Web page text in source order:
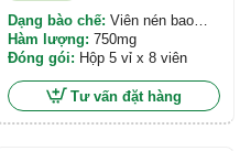
Dạng bào chế: Viên nén bao
phim
Hàm lượng: 750mg
Đóng gói: Hộp 5 vỉ x 8 viên
Tư vấn đặt hàng